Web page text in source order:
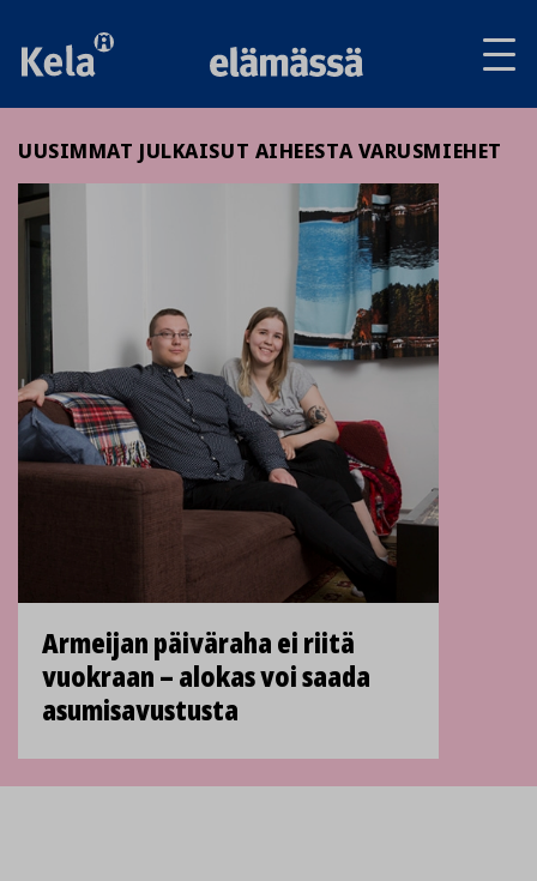
UUSIMMAT JULKAISUT AIHEESTA VARUSMIEHET
Armeijan päiväraha ei riitä
vuokraan – alokas voi saada
asumisavustusta